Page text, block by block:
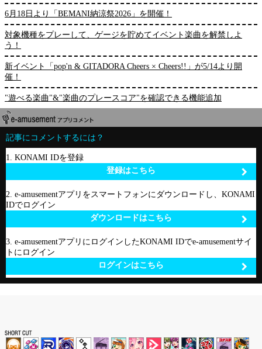
6月18日より「BEMANI納涼祭2026」を開催！
対象機種をプレーして、ゲージを貯めてイベント楽曲を解禁しよ
う！
新イベント「pop'n & GITADORA Cheers × Cheers!!」が5/14より開
催！
"遊べる楽曲"&"楽曲のプレースコア"を確認できる機能追加
記事にコメントするには？
1. KONAMI IDを登録
登録はこちら
2. e-amusementアプリをスマートフォンにダウンロードし、KONAMI
IDでログイン
ダウンロードはこちら
3. e-amusementアプリにログインしたKONAMI IDでe-amusementサイ
トにログイン
ログインはこちら